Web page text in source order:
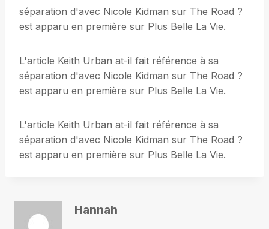
séparation d'avec Nicole Kidman sur The Road ?
est apparu en première sur Plus Belle La Vie.
L'article Keith Urban at-il fait référence à sa
séparation d'avec Nicole Kidman sur The Road ?
est apparu en première sur Plus Belle La Vie.
L'article Keith Urban at-il fait référence à sa
séparation d'avec Nicole Kidman sur The Road ?
est apparu en première sur Plus Belle La Vie.
Hannah